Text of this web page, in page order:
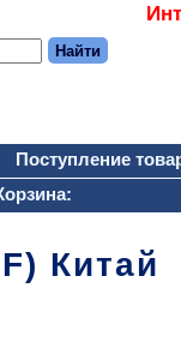
Поступление
Китай